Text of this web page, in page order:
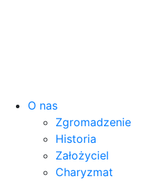
O nas
Zgromadzenie
Historia
Założyciel
Charyzmat